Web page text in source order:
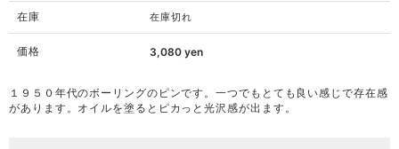
在庫 在庫切れ
価格 3,080 yen
１９５０年代のボーリングのピンです。一つでもとても良い感じで存在感
があります。オイルを塗るとピカっと光沢感が出ます。